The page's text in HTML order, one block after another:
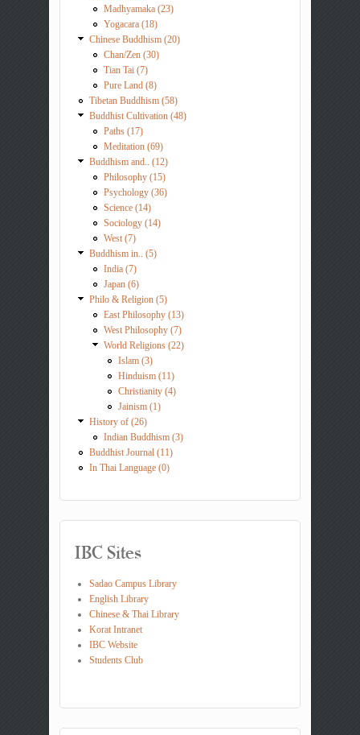
Madhyamaka (23)
Yogacara (18)
Chinese Buddhism (20)
Chan/Zen (30)
Tian Tai (7)
Pure Land (8)
Tibetan Buddhism (58)
Buddhist Cultivation (48)
Paths (17)
Meditation (69)
Buddhism and.. (12)
Philosophy (15)
Psychology (36)
Science (14)
Sociology (14)
West (7)
Buddhism in.. (5)
India (7)
Japan (6)
Philo & Religion (5)
East Philosophy (13)
West Philosophy (7)
World Religions (22)
Islam (3)
Hinduism (11)
Christianity (4)
Jainism (1)
History of (26)
Indian Buddhism (3)
Buddhist Journal (11)
In Thai Language (0)
IBC Sites
Sadao Campus Library
English Library
Chinese & Thai Library
Korat Intranet
IBC Website
Students Club